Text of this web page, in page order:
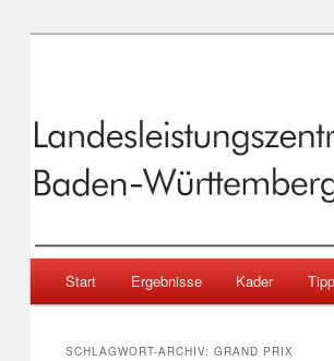
Baden-
Zum primären Inhalt springen
Zum sekundären Inhalt springen
Start Ergebnisse Kader
SCHLAGWORT-ARCHIV: GRAND PRIX